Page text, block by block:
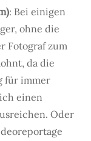
: Bei einigen
ohne die
Fotograf zum
da die
für immer
einen
Oder